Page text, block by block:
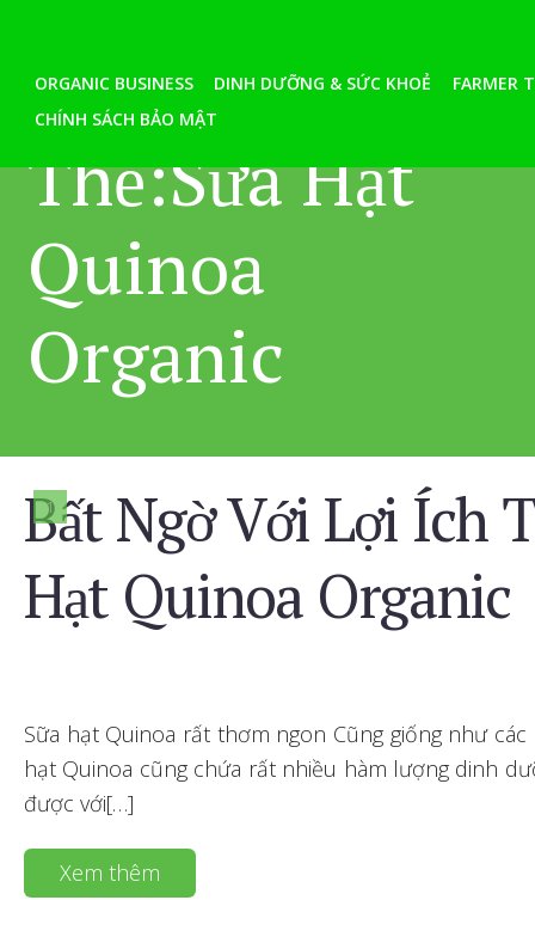
ORGANIC BUSINESS DINH DƯỠNG & SỨC KHOẺ
FARMER
CHÍNH SÁCH BẢO MẬT
Thẻ:Sữa Hạt
Quinoa
Organic
1
Bất Ngờ Với Lợi Ích
Hạt Quinoa Organic
Sữa hạt Quinoa rất thơm ngon Cũng giống như
hạt Quinoa cũng chứa rất nhiều hàm lượng dinh
được với[…]
Xem thêm